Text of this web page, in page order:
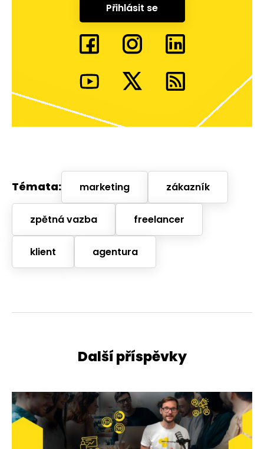
Přihlásit se
Témata: marketing zákazník
zpětná vazba freelancer
klient agentura
Další příspěvky